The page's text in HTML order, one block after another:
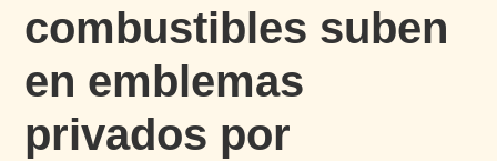
combustibles suben
en emblemas
privados por